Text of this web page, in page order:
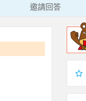
邀請回答